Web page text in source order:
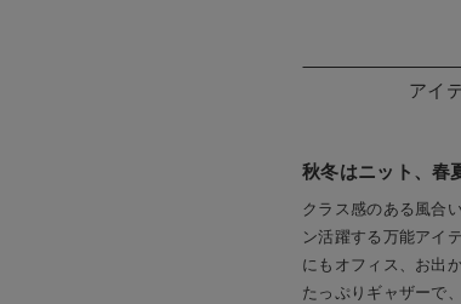
アイ
秋冬はニット、春
クラス感のある風合
ン活躍する万能アイ
にもオフィス、お出
たっぷりギャザーで